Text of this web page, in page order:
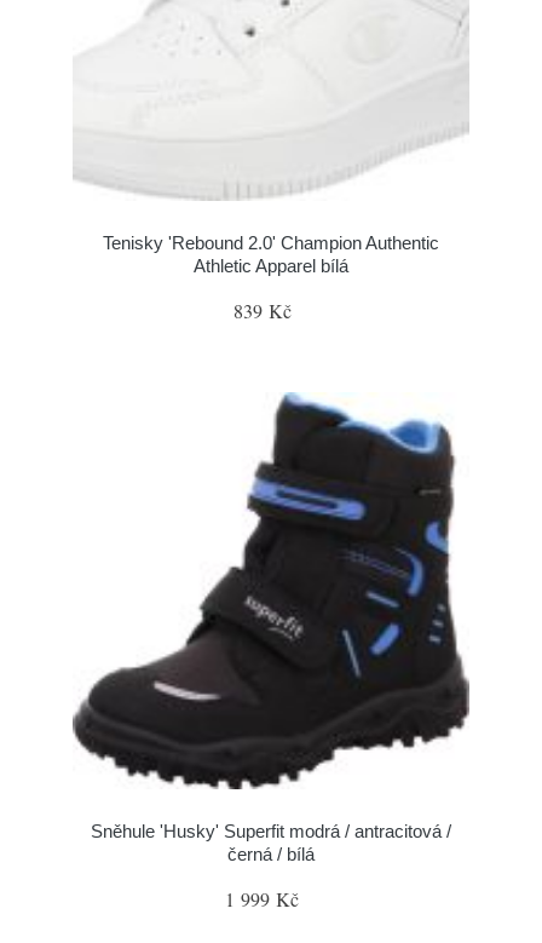
Tenisky 'Rebound 2.0' Champion Authentic
Athletic Apparel bílá
839 Kč
Sněhule 'Husky' Superfit modrá / antracitová /
černá / bílá
1 999 Kč